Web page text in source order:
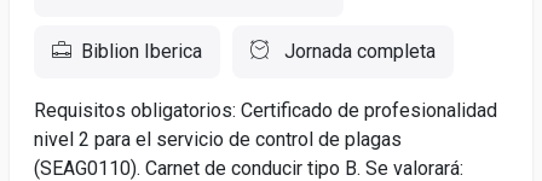
Biblion Iberica Jornada completa
Requisitos obligatorios: Certificado de profesionalidad
nivel 2 para el servicio de control de plagas
(SEAG0110). Carnet de conducir tipo B. Se valorará: